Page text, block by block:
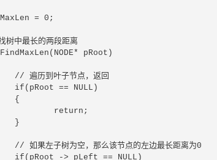
= 0;
中最长的两段距离
pRoot)